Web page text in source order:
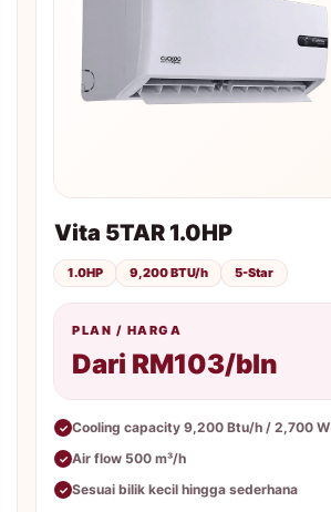
Vita 5TAR 1.0HP
1.0HP 9,200 BTU/h 5-Star
PLAN / HARGA
Dari RM103/bln
✓ Cooling capacity 9,200 Btu/h / 2,700 W
✓ Air flow 500 m³/h
✓ Sesuai bilik kecil hingga sederhana